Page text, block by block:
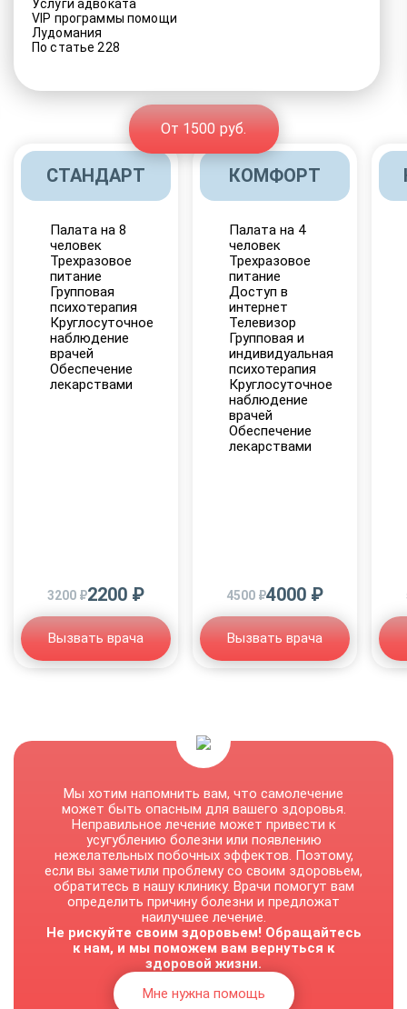
Услуги адвоката
VIP программы помощи
Лудомания
По статье 228
От 1500 руб.
СТАНДАРТ
Палата на 8
человек
Трехразовое
питание
Групповая
психотерапия
Круглосуточное
наблюдение
врачей
Обеспечение
лекарствами
3200 ₽2200 ₽
Вызвать врача
КОМФОРТ
Палата на 4
человек
Трехразовое
питание
Доступ в
интернет
Телевизор
Групповая и
индивидуальная
психотерапия
Круглосуточное
наблюдение
врачей
Обеспечение
лекарствами
4500 ₽4000 ₽
Вызвать врача
Мы хотим напомнить вам, что самолечение
может быть опасным для вашего здоровья.
Неправильное лечение может привести к
усугублению болезни или появлению
нежелательных побочных эффектов. Поэтому,
если вы заметили проблему со своим здоровьем,
обратитесь в нашу клинику. Врачи помогут вам
определить причину болезни и предложат
наилучшее лечение.
Не рискуйте своим здоровьем! Обращайтесь
к нам, и мы поможем вам вернуться к
здоровой жизни.
Мне нужна помощь